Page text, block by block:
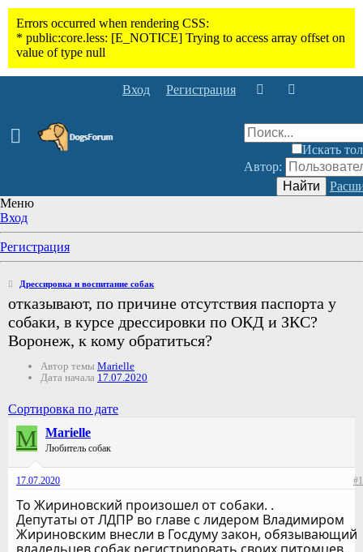
Вход Регистрация
Искать
Автор:
Найти
Меню
Вход
Регистрация
Дрессировка и воспитание собак
отказывают, по причине отсутствия паспорта у
собаки, в курсе дрессировки по ОКД и ЗКС?
Воронеж, к кому обратиться?
Автор темы Marielle
Дата начала 17.07.2020
Сортировка по дате
M Marielle
Любитель собак
17.07.2020 #1
То Жириновский произошел от собаки. .
Депутаты от ЛДПР во главе с лидером Владимиром
Жириновским внесли в Госдуму закон, обязывающий